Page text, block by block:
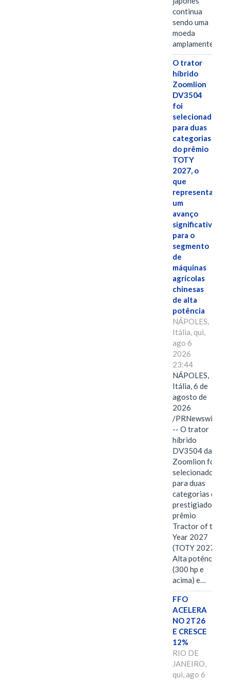
continua
sendo uma
moeda
amplamente…
O trator
híbrido
Zoomlion
DV3504
foi
selecionado
para duas
categorias
do prêmio
TOTY
2027, o
que
representa
um
avanço
significativo
para o
segmento
de
máquinas
agrícolas
chinesas
de alta
potência
NÁPOLES,
Itália, qui,
ago 6
2026
23:44
NÁPOLES,
Itália, 6 de
agosto de
2026
/PRNewswire/
-- O trator
híbrido
DV3504 da
Zoomlion foi
selecionado
para duas
categorias do
prestigiado
prêmio
Tractor of the
Year 2027
(TOTY 2027:
Alta potência
(300 hp e
acima) e…
FFO
ACELERA
NO 2T26
E CRESCE
12%
RIO DE
JANEIRO,
qui, ago 6